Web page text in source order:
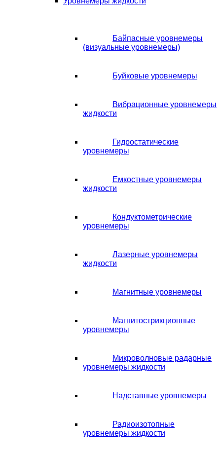
Байпасные уровнемеры
(визуальные уровнемеры)
Буйковые уровнемеры
Вибрационные уровнемеры
жидкости
Гидростатические
уровнемеры
Емкостные уровнемеры
жидкости
Кондуктометрические
уровнемеры
Лазерные уровнемеры
жидкости
Магнитные уровнемеры
Магнитострикционные
уровнемеры
Микроволновые радарные
уровнемеры жидкости
Надставные уровнемеры
Радиоизотопные
уровнемеры жидкости